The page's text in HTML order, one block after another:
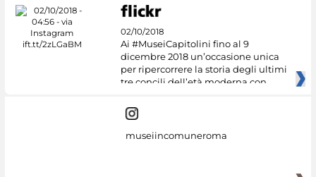
02/10/2018
Ai #MuseiCapitolini fino al 9
dicembre 2018 un’occasione unica
per ripercorrere la storia degli ultimi
tre concili dell’età moderna con
museiincomuneroma